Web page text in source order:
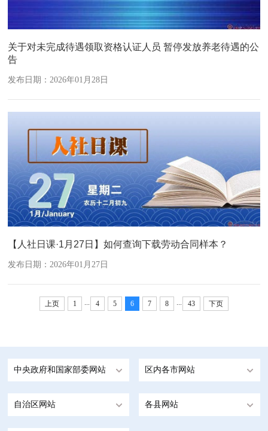
关于对未完成待遇领取资格认证人员 暂停发放养老待遇的公
告
发布日期：2026年01月28日
【人社日课·1月27日】如何查询下载劳动合同样本？
发布日期：2026年01月27日
上页 1 ... 4 5 6 7 8 ... 43 下页
中央政府和国家部委网站 区内各市网站
自治区网站 各县网站